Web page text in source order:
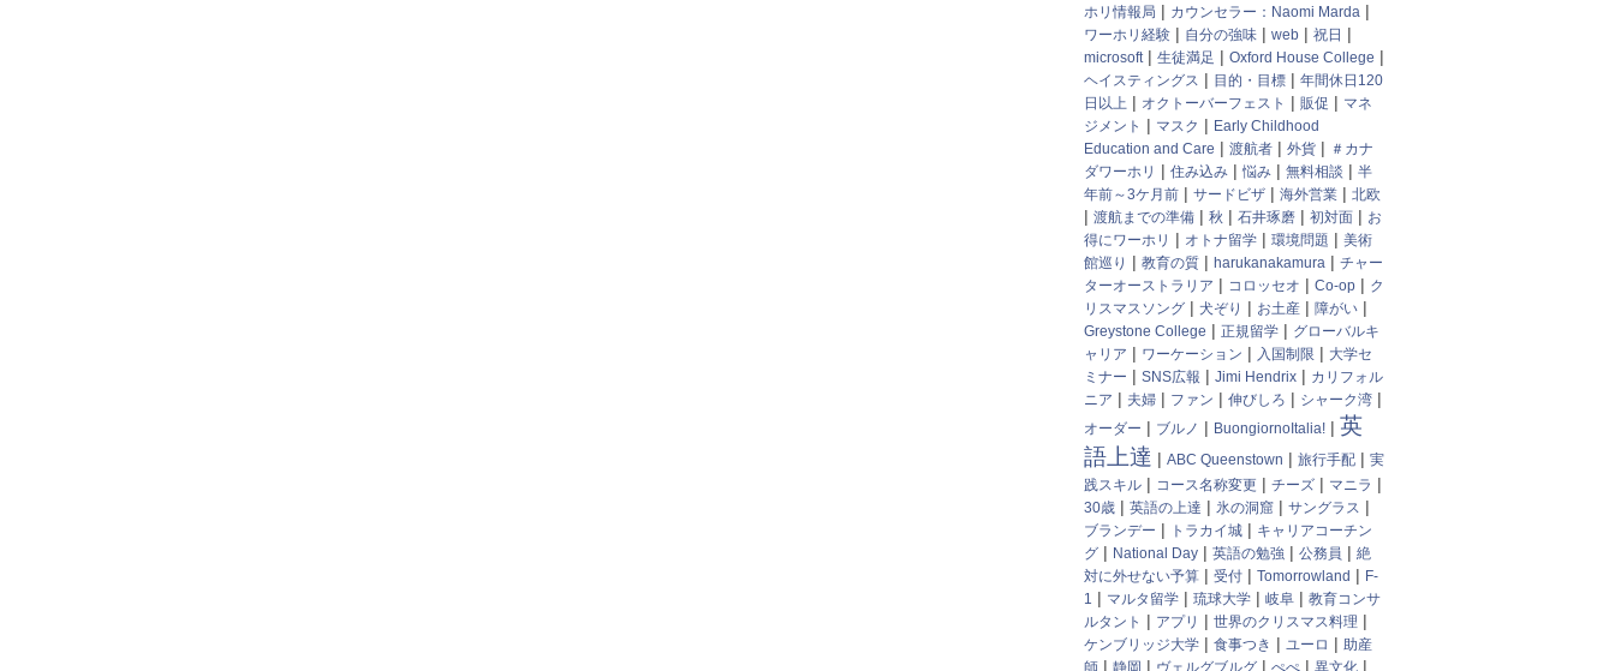
ホリ情報局 | カウンセラー：Naomi Marda |
ワーホリ経験 | 自分の強味 | web | 祝日 |
microsoft | 生徒満足 | Oxford House College |
ヘイスティングス | 目的・目標 | 年間休日120
日以上 | オクトーバーフェスト | 販促 | マネ
ジメント | マスク | Early Childhood
Education and Care | 渡航者 | 外貨 | ＃カナ
ダワーホリ | 住み込み |悩み | 無料相談 | 半
年前～3ケ月前 | サードビザ | 海外営業 | 北欧
| 渡航までの準備 | 秋 | 石井琢磨 | 初対面 | お
得にワーホリ | オトナ留学 | 環境問題 | 美術
館巡り | 教育の質 | harukanakamura | チャー
ターオーストラリア | コロッセオ | Co-op | ク
リスマスソング | 犬ぞり | お土産 | 障がい |
Greystone College | 正規留学 | グローバルキ
ャリア | ワーケーション | 入国制限 | 大学セ
ミナー | SNS広報 | Jimi Hendrix | カリフォル
ニア | 夫婦 | ファン | 伸びしろ | シャーク湾 |
オーダー | ブルノ | BuongiornoItalia! | 英
語上達 | ABC Queenstown | 旅行手配 | 実
践スキル | コース名称変更 | チーズ | マニラ |
30歳 | 英語の上達 | 氷の洞窟 | サングラス |
ブランデー | トラカイ城 | キャリアコーチン
グ | National Day | 英語の勉強 | 公務員 | 絶
対に外せない予算 | 受付 | Tomorrowland | F-
1 | マルタ留学 | 琉球大学 | 岐阜 | 教育コンサ
ルタント | アプリ | 世界のクリスマス料理 |
ケンブリッジ大学 | 食事つき | ユーロ | 助産
師 | 静岡 | ヴェルグブルグ | ぺぺ | 異文化 |